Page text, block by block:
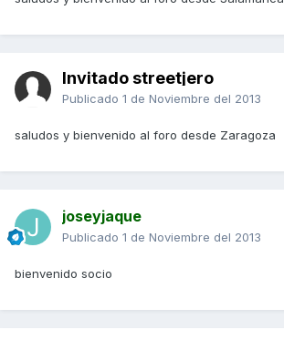
Invitado streetjero
Publicado 1 de Noviembre del 2013
saludos y bienvenido al foro desde Zaragoza
joseyjaque
Publicado 1 de Noviembre del 2013
bienvenido socio